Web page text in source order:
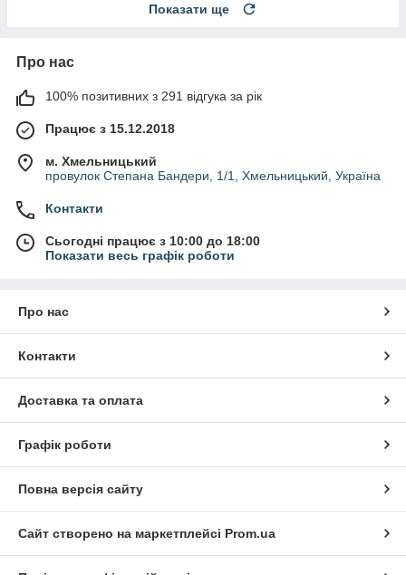
Показати ще
Про нас
100% позитивних з 291 відгука за рік
Працює з 15.12.2018
м. Хмельницький
провулок Степана Бандери, 1/1, Хмельницький, Україна
Контакти
Сьогодні працює з 10:00 до 18:00
Показати весь графік роботи
Про нас
Контакти
Доставка та оплата
Графік роботи
Повна версія сайту
Сайт створено на маркетплейсі Prom.ua